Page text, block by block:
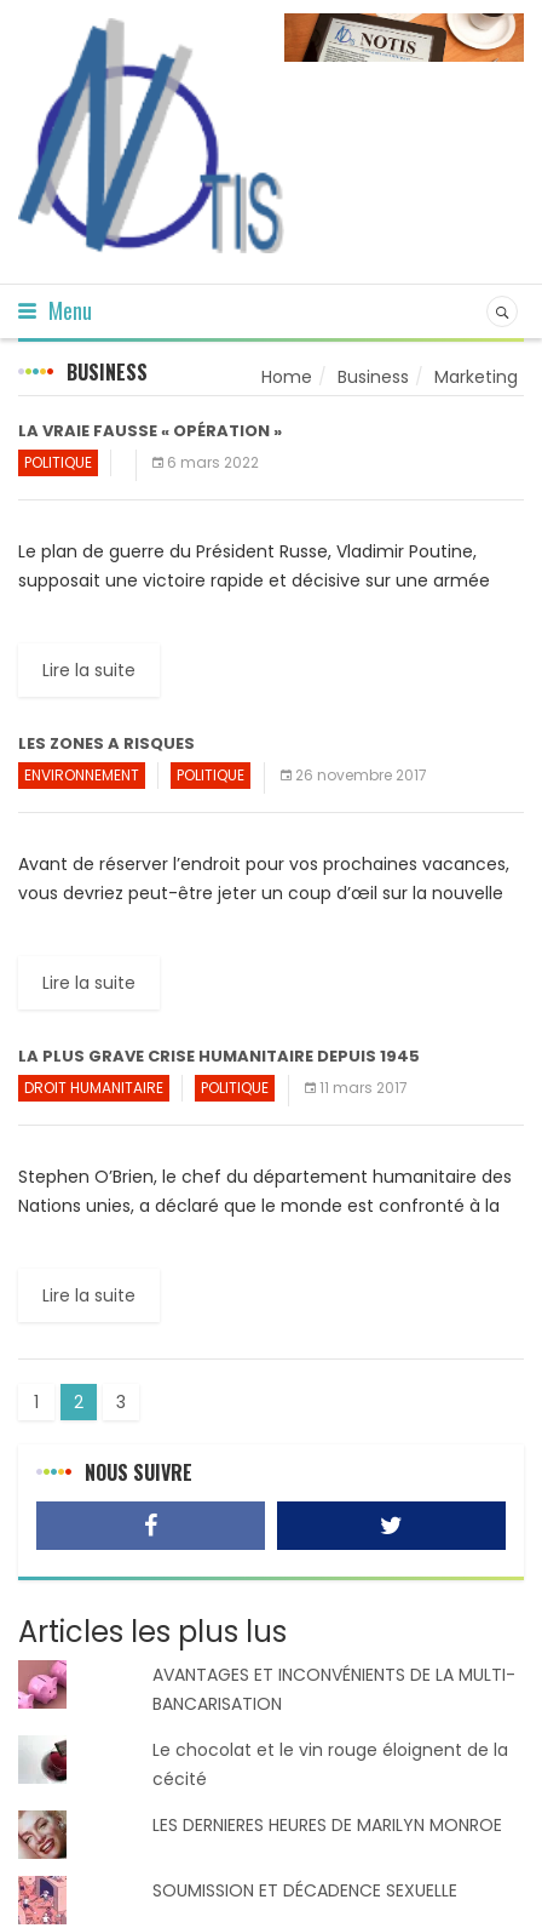
Menu
BUSINESS Home Business Marketing
LA VRAIE FAUSSE « OPÉRATION »
POLITIQUE 6 mars 2022
Le plan de guerre du Président Russe, Vladimir Poutine,
supposait une victoire rapide et décisive sur une armée
Lire la suite
LES ZONES A RISQUES
ENVIRONNEMENT POLITIQUE 26 novembre 2017
Avant de réserver l’endroit pour vos prochaines vacances,
vous devriez peut-être jeter un coup d’œil sur la nouvelle
Lire la suite
LA PLUS GRAVE CRISE HUMANITAIRE DEPUIS 1945
DROIT HUMANITAIRE POLITIQUE 11 mars 2017
Stephen O’Brien, le chef du département humanitaire des
Nations unies, a déclaré que le monde est confronté à la
Lire la suite
1 2 3
NOUS SUIVRE
Articles les plus lus
AVANTAGES ET INCONVÉNIENTS DE LA MULTI-
BANCARISATION
Le chocolat et le vin rouge éloignent de la
cécité
LES DERNIERES HEURES DE MARILYN MONROE
SOUMISSION ET DÉCADENCE SEXUELLE